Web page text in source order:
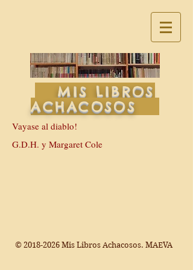
MIS LIBROS
ACHACOSOS
Vayase al diablo!
G.D.H. y Margaret Cole
© 2018-2026 Mis Libros Achacosos. MAEVA